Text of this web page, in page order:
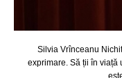
Silvia Vrînceanu
exprimare. Să ții în viață